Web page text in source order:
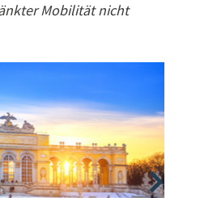
Mobilität nicht